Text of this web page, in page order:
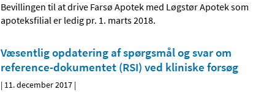
Bevillingen til at drive Farsø Apotek med Løgstør Apotek som
apoteksfilial er ledig pr. 1. marts 2018.
Væsentlig opdatering af spørgsmål og svar om
reference-dokumentet (RSI) ved kliniske forsøg
| 11. december 2017 |